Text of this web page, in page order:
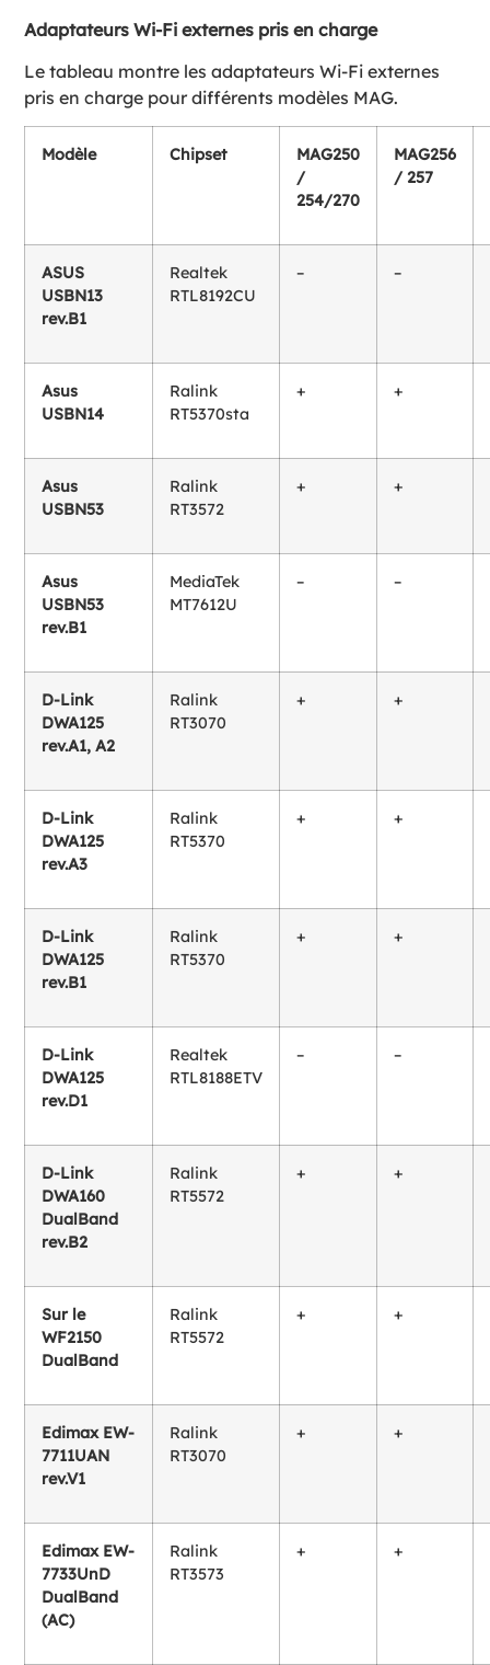
Adaptateurs Wi-Fi externes pris en charge
Le tableau montre les adaptateurs Wi-Fi externes
pris en charge pour différents modèles MAG.
Modèle Chipset
MAG250
/
254/270
MAG256
/ 257
ASUS
USBN13
rev.B1
Realtek
RTL8192CU
– –
Asus
USBN14
Ralink
RT5370sta
+ +
Asus
USBN53
Ralink
RT3572
+ +
Asus
USBN53
rev.B1
MediaTek
MT7612U
– –
D-Link
DWA125
rev.A1, A2
Ralink
RT3070
+ +
D-Link
DWA125
rev.A3
Ralink
RT5370
+ +
D-Link
DWA125
rev.B1
Ralink
RT5370
+ +
D-Link
DWA125
rev.D1
Realtek
RTL8188ETV
– –
D-Link
DWA160
DualBand
rev.B2
Ralink
RT5572
+ +
Sur le
WF2150
DualBand
Ralink
RT5572
+ +
Edimax EW-
7711UAN
rev.V1
Ralink
RT3070
+ +
Edimax EW-
7733UnD
DualBand
(AC)
Ralink
RT3573
+ +